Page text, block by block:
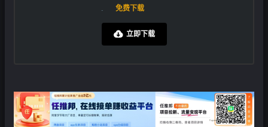
免费下载
立即下载